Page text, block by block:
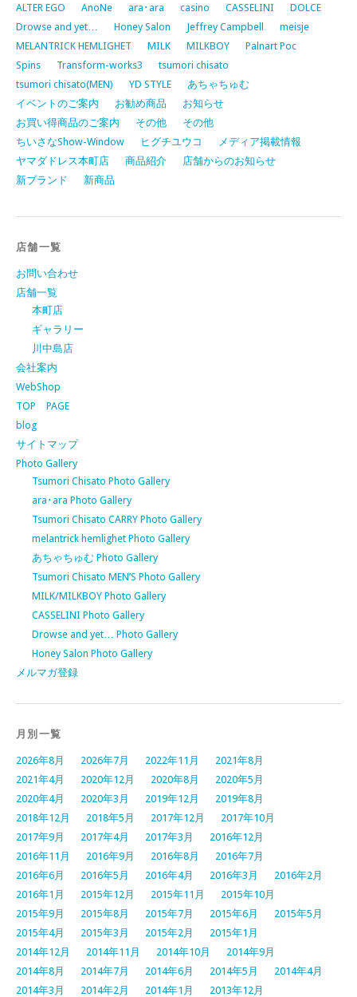
ALTER EGO AnoNe ara･ara casino CASSELINI
DOLCE
Drowse and yet…
Honey Salon Jeffrey Campbell
meisje
MELANTRICK HEMLIGHET
MILK MILKBOY
Palnart Poc
Spins
Transform-works3
tsumori chisato
tsumori chisato(MEN)
YD STYLE
あちゃちゅむ
イベントのご案内
お勧め商品
お知らせ
お買い得商品のご案内
その他
その他
ちいさなShow-Window
ヒグチユウコ
メディア掲載情報
ヤマダドレス本町店
商品紹介
店舗からのお知らせ
新ブランド
新商品
店舗一覧
お問い合わせ
店舗一覧
本町店
ギャラリー
川中島店
会社案内
WebShop
TOP PAGE
blog
サイトマップ
Photo Gallery
Tsumori Chisato Photo Gallery
ara･ara Photo Gallery
Tsumori Chisato CARRY Photo Gallery
melantrick hemlighet Photo Gallery
あちゃちゅむ Photo Gallery
Tsumori Chisato MEN’S Photo Gallery
MILK/MILKBOY Photo Gallery
CASSELINI Photo Gallery
Drowse and yet… Photo Gallery
Honey Salon Photo Gallery
メルマガ登録
月別一覧
2026年8月 2026年7月 2022年11月
2021年8月
2021年4月
2020年12月 2020年8月
2020年5月
2020年4月
2020年3月 2019年12月
2019年8月
2018年12月
2018年5月 2017年12月
2017年10月
2017年9月
2017年4月 2017年3月
2016年12月
2016年11月
2016年9月 2016年8月
2016年7月
2016年6月
2016年5月 2016年4月 2016年3月
2016年2月
2016年1月
2015年12月 2015年11月
2015年10月
2015年9月
2015年8月 2015年7月 2015年6月
2015年5月
2015年4月
2015年3月 2015年2月
2015年1月
2014年12月
2014年11月 2014年10月
2014年9月
2014年8月
2014年7月 2014年6月 2014年5月
2014年4月
2014年3月
2014年2月 2014年1月
2013年12月